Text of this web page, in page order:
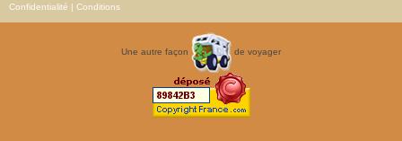
Confidentialité | Conditions
Une autre façon de voyager